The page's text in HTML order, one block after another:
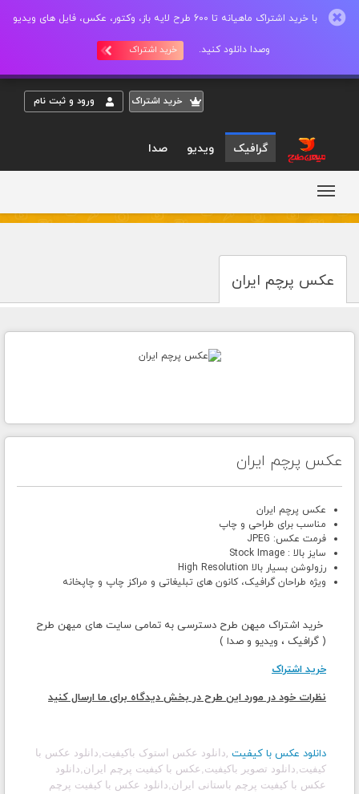
با خرید اشتراک ماهیانه تا 600 طرح لایه باز، وکتور، عکس، فایل های ویدیو
وصدا دانلود کنید. خرید اشتراک
خريد اشتراک ورود و ثبت نام
گرافیک ویدیو صدا
عکس پرچم ایران
عکس پرچم ایران
عکس پرچم ایران
مناسب برای طراحی و چاپ
فرمت عکس: JPEG
سایز بالا : Stock Image
رزولوشن بسیار بالا High Resolution
ویژه طراحان گرافیک، کانون های تبلیغاتی و مراکز چاپ و چاپخانه
خرید اشتراک میهن طرح دسترسی به تمامی سایت های میهن طرح
( گرافیک ، ویدیو و صدا )
خرید اشتراک
نظرات خود در مورد این طرح در بخش دیدگاه برای ما ارسال کنید
دانلود عکس با کیفیت ,دانلود عکس استوک باکیفیت,دانلود عکس با
کیفیت,دانلود تصویر باکیفیت,عکس با کیفیت پرچم ایران,دانلود
عکس با کیفیت پرچم باستانی ایران,دانلود عکس با کیفیت پرچم